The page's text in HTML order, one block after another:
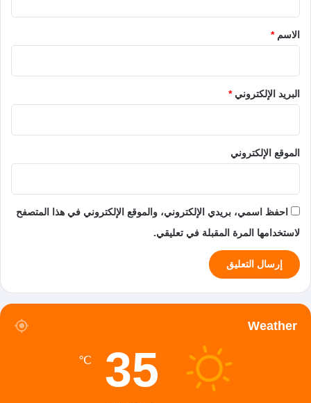
*الاسم*
البريد الإلكتروني*
الموقع الإلكتروني
احفظ اسمي، بريدي الإلكتروني، والموقع الإلكتروني في هذا المتصفح
لاستخدامها المرة المقبلة في تعليقي.
Weather
35
℃